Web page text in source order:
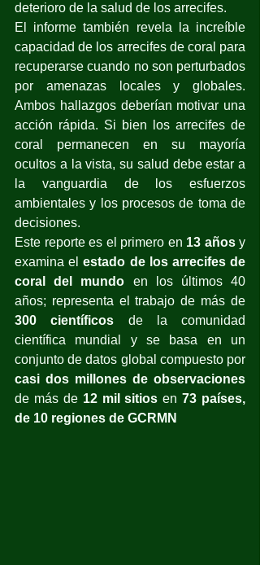
deterioro de la salud de los arrecifes.
El informe también revela la increíble
capacidad de los arrecifes de coral para
recuperarse cuando no son perturbados
por amenazas locales y globales.
Ambos hallazgos deberían motivar una
acción rápida. Si bien los arrecifes de
coral permanecen en su mayoría
ocultos a la vista, su salud debe estar a
la vanguardia de los esfuerzos
ambientales y los procesos de toma de
decisiones.
Este reporte es el primero en 13 años y
examina el estado de los arrecifes de
coral del mundo en los últimos 40
300 científicos de la comunidad
científica mundial y se basa en un
de más de 12 mil sitios en 73 países,
de 10 regiones de GCRMN